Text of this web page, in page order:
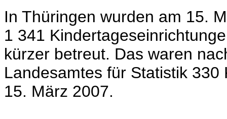
In Thüringen wurden am 15.
1 341
kürzer betreut. Das waren
Landesamtes für Statistik
15. März 2007.